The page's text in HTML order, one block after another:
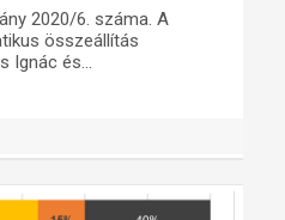
2020/6. száma. A
összeállítás
Ignác és...